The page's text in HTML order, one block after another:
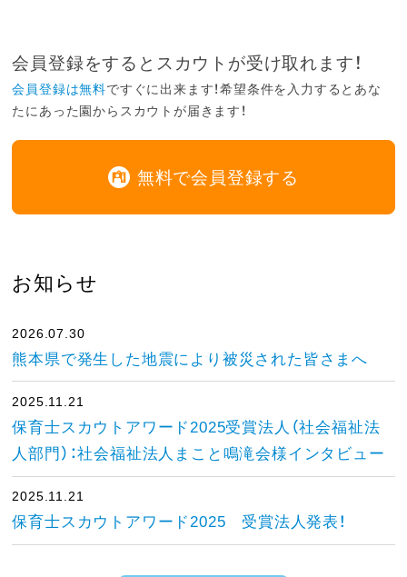
会員登録をするとスカウトが受け取れます！
会員登録は無料ですぐに出来ます！希望条件を入力するとあな
たにあった園からスカウトが届きます！
無料で会員登録する
お知らせ
2026.07.30
熊本県で発生した地震により被災された皆さまへ
2025.11.21
保育士スカウトアワード2025受賞法人（社会福祉法
人部門）：社会福祉法人まこと鳴滝会様インタビュー
2025.11.21
保育士スカウトアワード2025 受賞法人発表！